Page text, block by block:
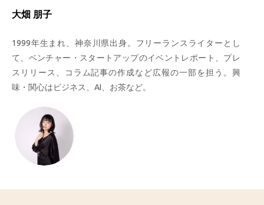
大畑 朋子
1999年生まれ、神奈川県出身。フリーランスライターとし
て、ベンチャー・スタートアップのイベントレポート、プレ
スリリース、コラム記事の作成など広報の一部を担う。興
味・関心はビジネス、AI、お茶など。